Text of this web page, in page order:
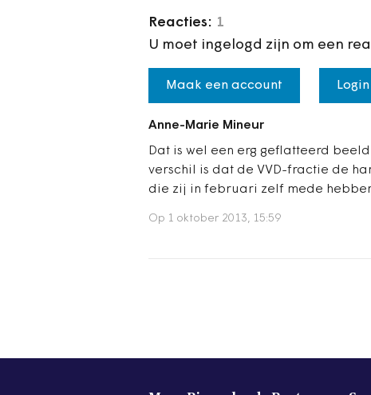
Reacties: 1
U moet ingelogd zijn om een
Maak een account Login
Anne-Marie Mineur
Dat is wel een erg geflatteerd
verschil is dat de VVD-fractie de
die zij in februari zelf mede
Op 1 oktober 2013, 15:59